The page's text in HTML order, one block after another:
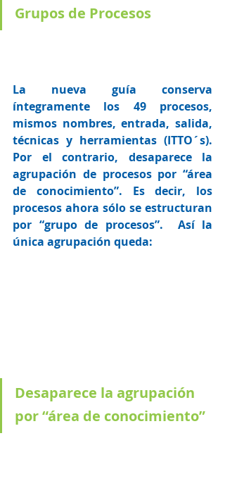
Grupos de Procesos
La nueva guía conserva
íntegramente los 49 procesos,
mismos nombres, entrada, salida,
técnicas y herramientas (ITTO´s).
Por el contrario, desaparece la
agrupación de procesos por “área
de conocimiento”. Es decir, los
procesos ahora sólo se estructuran
por “grupo de procesos”.  Así la
única agrupación queda:
Desaparece la agrupación
por “área de conocimiento”